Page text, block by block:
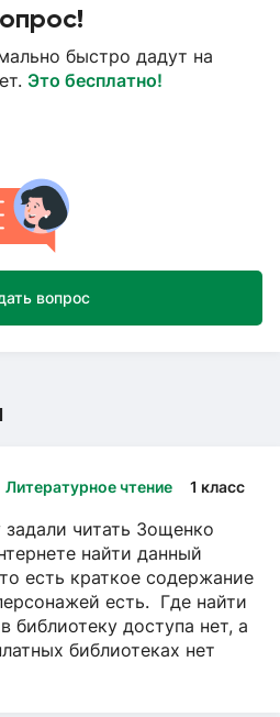
быстро дадут на
Это бесплатно!
вопрос
Литературное чтение 1 класс
читать Зощенко
найти данный
есть краткое содержание
есть. Где найти
библиотеку доступа нет, а
библиотеках нет